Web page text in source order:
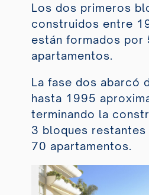
Los dos primeros
construidos entre
están formados por
apartamentos.
La fase dos abarcó
hasta 1995
terminando la
3 bloques
70 apartamentos.